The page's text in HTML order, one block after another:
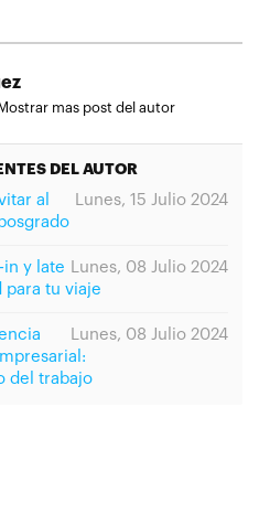
Mostrar mas post del autor
DEL AUTOR
Lunes, 15 Julio 2024
al
Lunes, 08 Julio 2024
in y late
para tu viaje
Lunes, 08 Julio 2024
del trabajo